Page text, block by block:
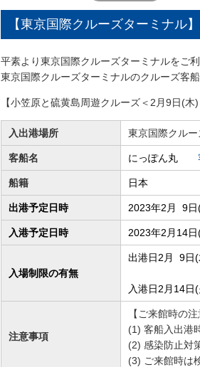
【東京国際クルーズターミナル
平素より東京国際クルーズターミナルをご
東京国際クルーズターミナルのクルーズ客
【小笠原と硫黄島周遊クルーズ＜2月9日(木
入出港場所 東京国際クル
客船名 にっぽん丸
船籍 日本
出港予定日時 2023年2月 9
入港予定日時 2023年2月14
入場制限の有無
出港日2月 9日
クルーズタ
入港日2月14日
注意事項
【ご来館時の注
(1) 客船入出港
(2) 感染防止対
(3) ご来館時は